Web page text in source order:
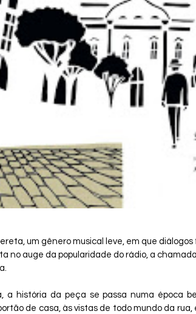
um gênero musical leve, em que
no auge da popularidade do rádio, a
a história da peça se passa numa época
de casa, às vistas de todo mundo da